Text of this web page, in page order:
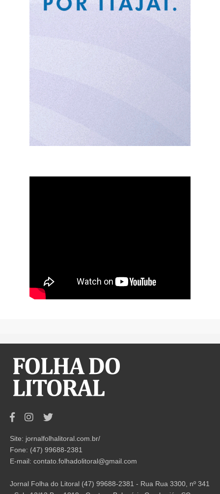
Site: jornalfolhalitoral.com.br/
Fone: (47) 99688-2381
E-mail: contato.folhadolitoral@gmail.com
Jornal Folha do Litoral (47) 99688-2381 - Rua Rua 3300, nº 341